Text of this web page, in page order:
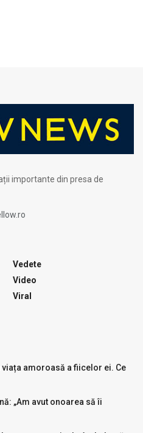
importante din presa de
Vedete
Video
Viral
amoroasă a fiicelor ei. Ce
„Am avut onoarea să îi